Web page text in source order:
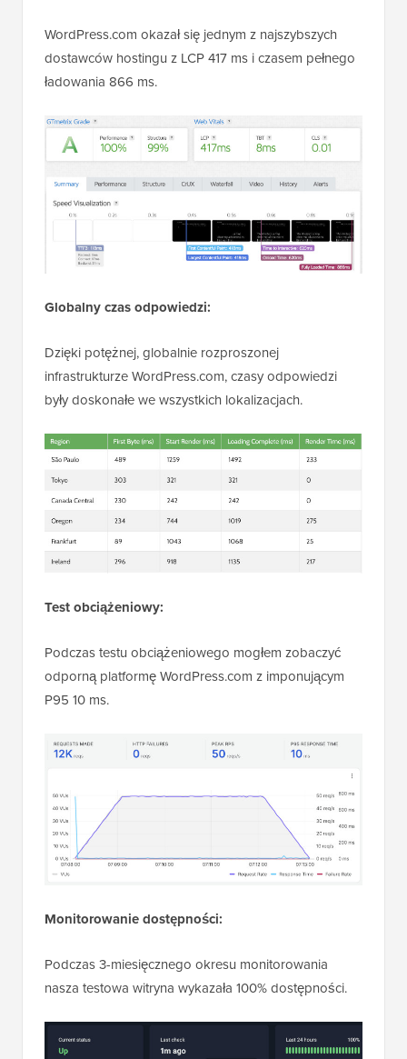
WordPress.com okazał się jednym z najszybszych
dostawców hostingu z LCP 417 ms i czasem pełnego
ładowania 866 ms.
Globalny czas odpowiedzi:
Dzięki potężnej, globalnie rozproszonej
infrastrukturze WordPress.com, czasy odpowiedzi
były doskonałe we wszystkich lokalizacjach.
Test obciążeniowy:
Podczas testu obciążeniowego mogłem zobaczyć
odporną platformę WordPress.com z imponującym
P95 10 ms.
Monitorowanie dostępności:
Podczas 3-miesięcznego okresu monitorowania
nasza testowa witryna wykazała 100% dostępności.